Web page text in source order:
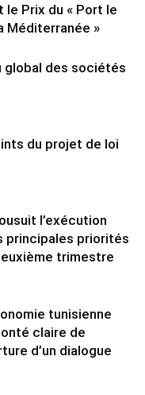
le Prix du « Port le
Méditerranée »
global des sociétés
du projet de loi
l’exécution
principales priorités
trimestre
tunisienne
claire de
d’un dialogue